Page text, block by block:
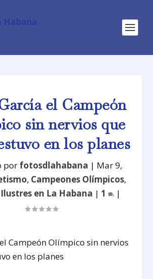
el Campeón
sin nervios que
en los planes
por fotosdlahabana | Mar 9,
, Campeones Olímpicos,
Ilustres en La Habana | 1 |